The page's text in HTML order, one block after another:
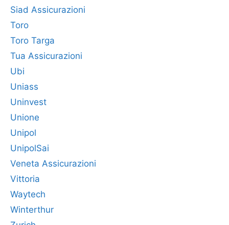
Siad Assicurazioni
Toro
Toro Targa
Tua Assicurazioni
Ubi
Uniass
Uninvest
Unione
Unipol
UnipolSai
Veneta Assicurazioni
Vittoria
Waytech
Winterthur